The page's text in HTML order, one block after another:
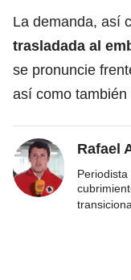
La demanda, así
trasladada al
se pronuncie
así como
Rafael